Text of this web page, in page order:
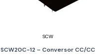
SCW
SCW20C-12 – Conversor CC/CC